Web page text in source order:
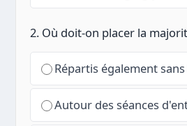
2. Où doit-on placer la
Répartis également
Autour des séances